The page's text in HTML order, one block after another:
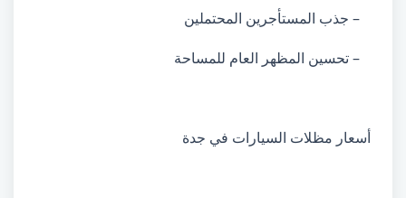
– جذب المستأجرين المحتملين
– تحسين المظهر العام للمساحة
أسعار مظلات السيارات في جدة